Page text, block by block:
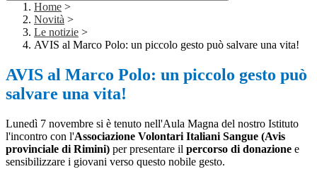
Home >
Novità >
Le notizie >
AVIS al Marco Polo: un piccolo gesto può salvare una vita!
AVIS al Marco Polo: un piccolo gesto può
salvare una vita!
Lunedì 7 novembre si è tenuto nell'Aula Magna del nostro Istituto
l'incontro con l'Associazione Volontari Italiani Sangue (Avis
provinciale di Rimini) per presentare il percorso di donazione e
sensibilizzare i giovani verso questo nobile gesto.